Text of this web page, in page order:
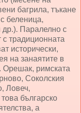
багрила, тъкане
беленица,
др.). Паралелно с
с традиционната
исторически,
на занаятите в
Орешак, римската
Соколския
Ловеч,
българско
а